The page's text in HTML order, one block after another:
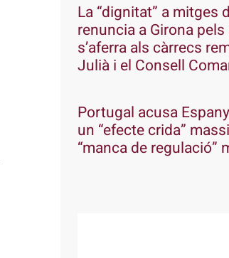
La “dignitat” a mitges
renuncia a Girona
s’aferra als càrrecs
Julià i el Consell
Portugal acusa
un “efecte crida”
“manca de regulació”